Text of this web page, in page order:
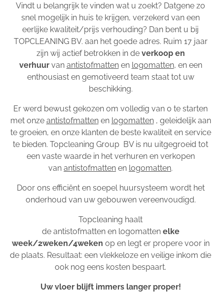
Vindt u belangrijk te vinden wat u zoekt? Datgene zo
snel mogelijk in huis te krijgen, verzekerd van een
eerlijke kwaliteit/prijs verhouding? Dan bent u bij
TOPCLEANING BV. aan het goede adres. Ruim 17 jaar
zijn wij actief betrokken in de verkoop en
verhuurvan antistofmattenen logomatten, en een
enthousiast en gemotiveerd team staat tot uw
beschikking.
Er werd bewust gekozen om volledig van 0 te starten
met onze antistofmattenen logomatten, geleidelijk aan
te groeien, en onze klanten de beste kwaliteit en service
te bieden. Topcleaning Group BV is nu uitgegroeid tot
een vaste waarde in het verhuren en verkopen
van antistofmatten en logomatten.
Door ons efficiënt en soepel huursysteem wordt het
onderhoud van uw gebouwen vereenvoudigd.
Topcleaning haalt
de antistofmatten en logomatten elke
week/2weken/4weken op en legt er propere voor in
de plaats. Resultaat: een vlekkeloze en veilige inkom die
ook nog eens kosten bespaart.
Uw vloer blijft immers langer proper!